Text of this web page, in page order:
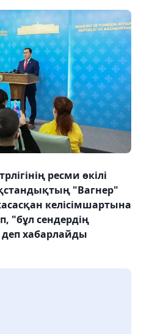
ресми өкілі
"Вагнер"
келісімшартына
"бұл сендердің
хабарлайды